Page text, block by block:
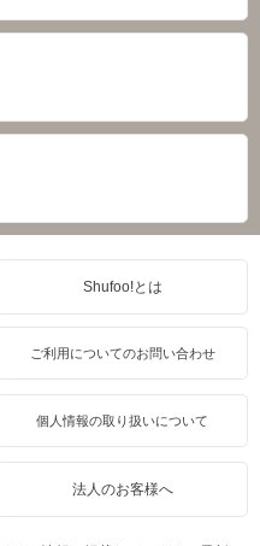
Shufoo!とは
ご利用についてのお問い合わせ
個人情報の取り扱いについて
法人のお客様へ